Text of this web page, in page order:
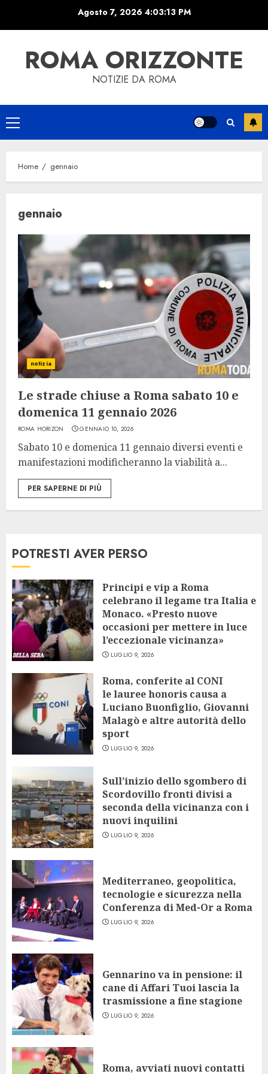
Agosto 7, 2026 4:03:13 PM
ROMA ORIZZONTE
NOTIZIE DA ROMA
Primary
Menu
Home gennaio
gennaio
notizia
Le strade chiuse a Roma sabato 10 e
domenica 11 gennaio 2026
ROMA HORIZON GENNAIO 10, 2026
Sabato 10 e domenica 11 gennaio diversi eventi e
manifestazioni modificheranno la viabilità a...
PER SAPERNE DI PIÙ
POTRESTI AVER PERSO
Principi e vip a Roma
celebrano il legame tra Italia e
Monaco. «Presto nuove
occasioni per mettere in luce
l’eccezionale vicinanza»
LUGLIO 9, 2026
Roma, conferite al CONI
le lauree honoris causa a
Luciano Buonfiglio, Giovanni
Malagò e altre autorità dello
sport
LUGLIO 9, 2026
Sull’inizio dello sgombero di
Scordovillo fronti divisi a
seconda della vicinanza con i
nuovi inquilini
LUGLIO 9, 2026
Mediterraneo, geopolitica,
tecnologie e sicurezza nella
Conferenza di Med-Or a Roma
LUGLIO 9, 2026
Gennarino va in pensione: il
cane di Affari Tuoi lascia la
trasmissione a fine stagione
LUGLIO 9, 2026
Roma, avviati nuovi contatti